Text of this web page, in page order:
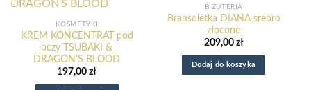
KOSMETYKI
KREM KONCENTRAT pod
oczy TSUBAKI &
DRAGON’S BLOOD
197,00zł
BIŻUTERIA
Bransoletka DIANA srebro
złocone
209,00 zł
Dodaj do koszyka